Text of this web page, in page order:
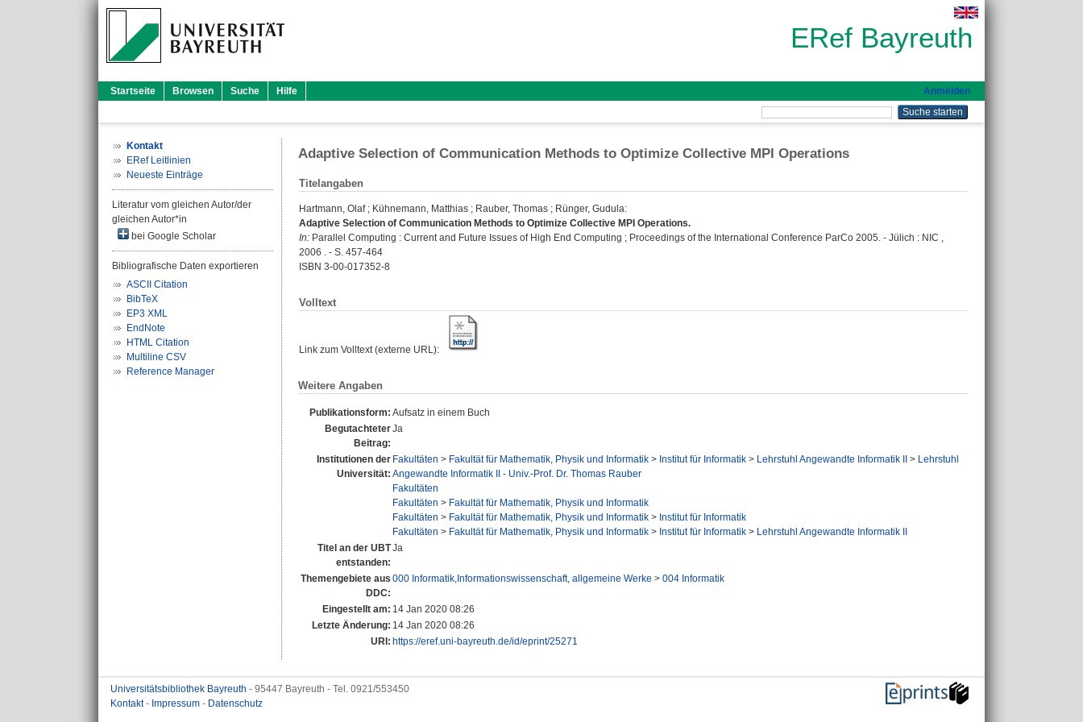
ERef Bayreuth
Startseite Browsen Suche Hilfe Anmelden
Kontakt
ERef Leitlinien
Neueste Einträge
Literatur vom gleichen Autor/der
gleichen Autor*in
bei Google Scholar
Bibliografische Daten exportieren
ASCII Citation
BibTeX
EP3 XML
EndNote
HTML Citation
Multiline CSV
Reference Manager
Adaptive Selection of Communication Methods to Optimize Collective MPI Operations
Titelangaben
Hartmann, Olaf; Kühnemann, Matthias ; Rauber, Thomas ; Rünger, Gudula:
Adaptive Selection of Communication Methods to Optimize Collective MPI Operations.
In: Parallel Computing : Current and Future Issues of High End Computing ; Proceedings of the International Conference ParCo 2005. - Jülich : NIC ,
2006 . - S. 457-464
ISBN 3-00-017352-8
Volltext
Link zum Volltext (externe URL):
Weitere Angaben
Publikationsform: Aufsatz in einem Buch
Begutachteter
Beitrag:
Ja
Institutionen der
Universität:
Fakultäten > Fakultät für Mathematik, Physik und Informatik > Institut für Informatik > Lehrstuhl Angewandte Informatik II > Lehrstuhl
Angewandte Informatik II - Univ.-Prof. Dr. Thomas Rauber
Fakultäten
Fakultäten > Fakultät für Mathematik, Physik und Informatik
Fakultäten > Fakultät für Mathematik, Physik und Informatik > Institut für Informatik
Fakultäten > Fakultät für Mathematik, Physik und Informatik > Institut für Informatik > Lehrstuhl Angewandte Informatik II
Titel an der UBT
entstanden:
Ja
Themengebiete aus
DDC:
000 Informatik,Informationswissenschaft, allgemeine Werke > 004 Informatik
Eingestellt am: 14 Jan 2020 08:26
Letzte Änderung: 14 Jan 2020 08:26
URI: https://eref.uni-bayreuth.de/id/eprint/25271
Universitätsbibliothek Bayreuth - 95447 Bayreuth - Tel. 0921/553450
Kontakt- Impressum - Datenschutz